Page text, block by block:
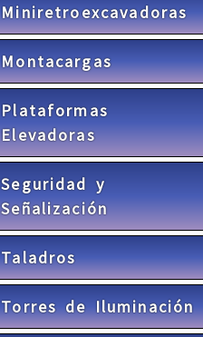
Miniretroexcavadoras
Montacargas
Plataformas
Elevadoras
Seguridad y
Señalización
Taladros
Torres de Iluminación